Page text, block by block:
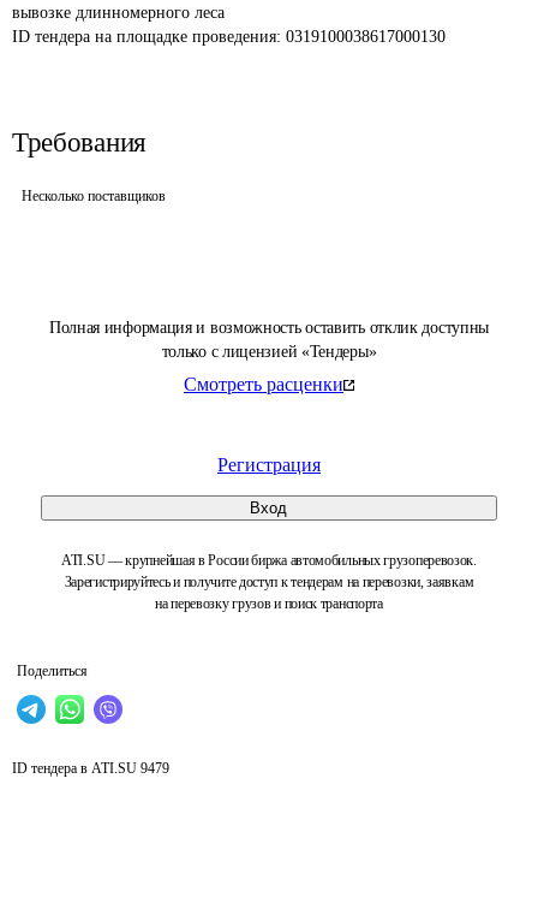
Полная информация и возможность оставить отклик доступны
только с лицензией «Тендеры»
Смотреть расценки
Регистрация
Вход
ATI.SU — крупнейшая в России биржа автомобильных грузоперевозок.
Зарегистрируйтесь и получите доступ к тендерам на перевозки, заявкам
на перевозку грузов и поиск транспорта
Поделиться
вывозке длинномерного леса
ID тендера на площадке проведения: 0319100038617000130
Требования
Несколько поставщиков
ID тендера в ATI.SU 9479